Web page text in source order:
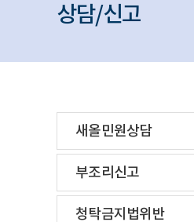
상담/신고
새올민원상담
부조리신고
청탁금지법위반